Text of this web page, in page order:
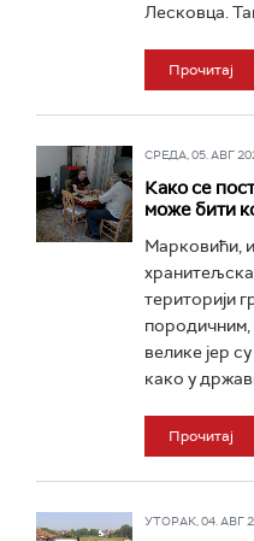
Лесковца.
Прочитај
СРЕДА, 05. АВГ
Како се
може бити
Марковићи,
територији
породичним,
велике јер
како у
Прочитај
УТОРАК, 04. АВГ